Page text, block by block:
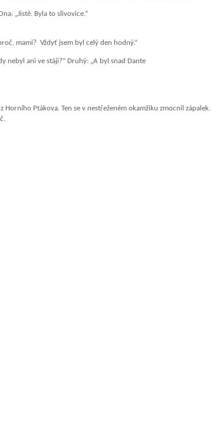
„Jistě. Byla to slivovice.“
mami? Vždyť jsem byl celý den hodný.“
nebyl ani ve stáji?“ Druhý: „A byl snad Dante
Ptákova. Ten se v nestřeženém okamžiku zmocnil zápalek.